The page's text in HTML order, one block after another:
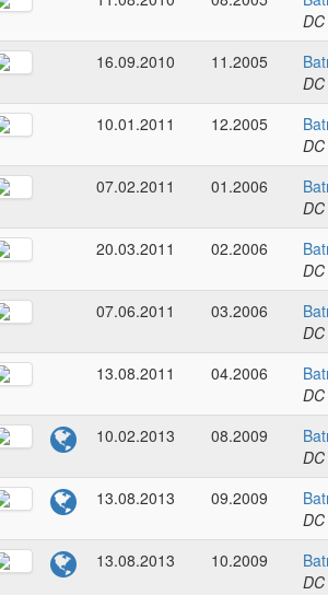
16.09.2010
11.2005
10.01.2011
12.2005
07.02.2011
01.2006
20.03.2011
02.2006
07.06.2011
03.2006
13.08.2011
04.2006
10.02.2013
08.2009
13.08.2013
09.2009
13.08.2013
10.2009